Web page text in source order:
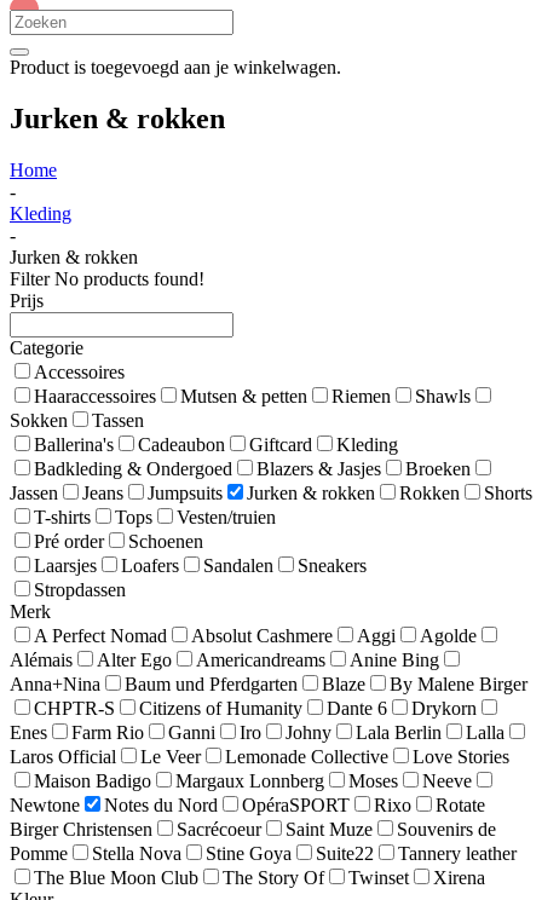
Product is toegevoegd aan je winkelwagen.
Jurken & rokken
Home
-
Kleding
-
Jurken & rokken
FilterNo products found!
Prijs
Categorie
Accessoires
Haaraccessoires
Mutsen & petten Riemen
Shawls
Sokken
Tassen
Ballerina's
Cadeaubon Giftcard
Kleding
Badkleding & Ondergoed
Blazers & Jasjes
Broeken
Jassen
Jeans Jumpsuits Jurken & rokken Rokken
Shorts
T-shirts
Tops
Vesten/truien
Pré order
Schoenen
Laarsjes
Loafers Sandalen
Sneakers
Stropdassen
Merk
A Perfect Nomad
Absolut Cashmere Aggi
Agolde
Alémais
Alter Ego Americandreams
Anine Bing
Anna+Nina
Baum und Pferdgarten Blaze
By Malene Birger
CHPTR-S
Citizens of Humanity Dante 6
Drykorn
Enes
Farm Rio Ganni Iro Johny Lala Berlin
Lalla
Laros Official
Le Veer Lemonade Collective
Love Stories
Maison Badigo
Margaux Lonnberg Moses
Neeve
Newtone
Notes du Nord OpéraSPORT Rixo
Rotate
Birger Christensen
Sacrécoeur Saint Muze
Souvenirs de
Pomme
Stella Nova Stine Goya Suite22
Tannery leather
The Blue Moon Club
The Story Of Twinset
Xirena